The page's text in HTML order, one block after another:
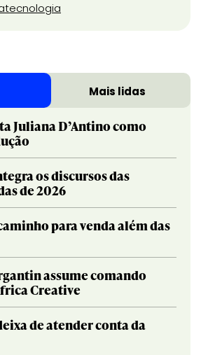
tecnologia
Mais lidas
Juliana D’Antino como
os discursos das
de 2026
para venda além das
assume comando
Creative
de atender conta da